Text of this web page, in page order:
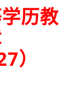
历教
）